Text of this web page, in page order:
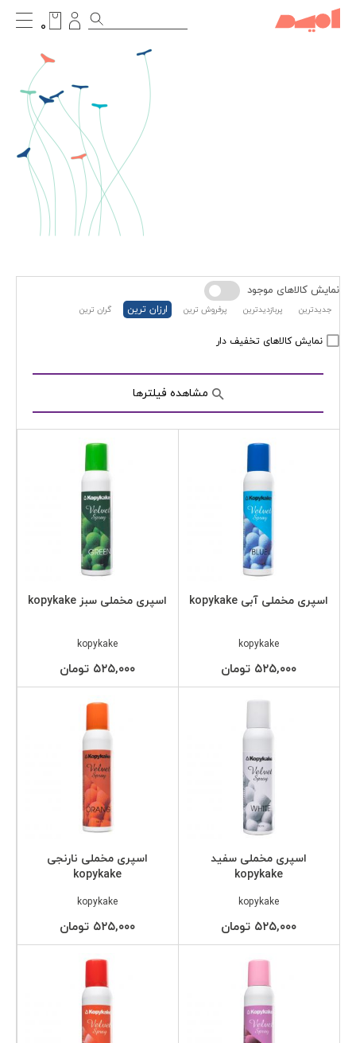
۰
جدیدترین پربازدیدترین پرفروش ترین ارزان ترین گران ترین
نمایش کالاهای تخفیف دار
نمایش کالاهای موجود
مشاهده فیلترها
اسپری مخملی آبی kopykake
kopykake
۵۲۵,۰۰۰ تومان
اسپری مخملی سبز kopykake
kopykake
۵۲۵,۰۰۰ تومان
اسپری مخملی سفید
kopykake
kopykake
۵۲۵,۰۰۰ تومان
اسپری مخملی نارنجی
kopykake
kopykake
۵۲۵,۰۰۰ تومان